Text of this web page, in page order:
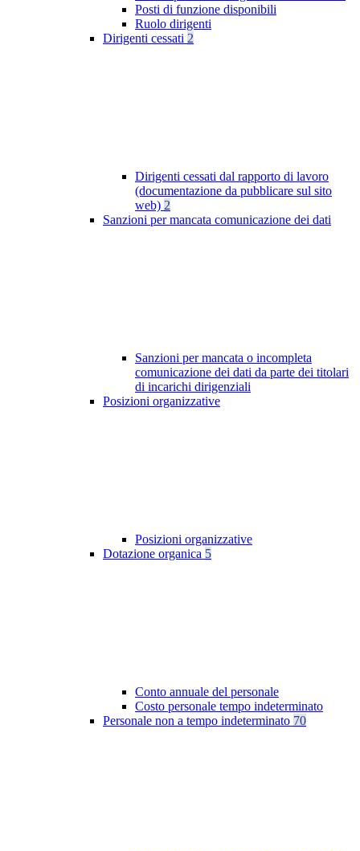
Posti di funzione disponibili
Ruolo dirigenti
Dirigenti cessati 2
Dirigenti cessati dal rapporto di lavoro
(documentazione da pubblicare sul sito
web) 2
Sanzioni per mancata comunicazione dei dati
Sanzioni per mancata o incompleta
comunicazione dei dati da parte dei titolari
di incarichi dirigenziali
Posizioni organizzative
Posizioni organizzative
Dotazione organica 5
Conto annuale del personale
Costo personale tempo indeterminato
Personale non a tempo indeterminato 70